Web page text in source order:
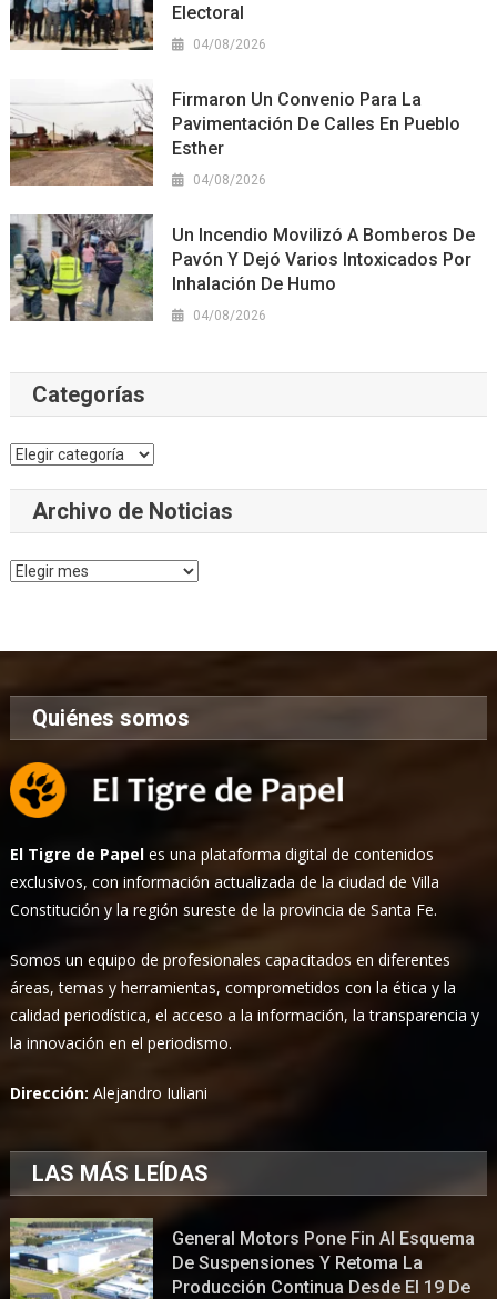
Electoral
04/08/2026
Firmaron Un Convenio Para La
Pavimentación De Calles En Pueblo
Esther
04/08/2026
Un Incendio Movilizó A Bomberos De
Pavón Y Dejó Varios Intoxicados Por
Inhalación De Humo
04/08/2026
Categorías
Categorías
Archivo de Noticias
Archivo
Quiénes somos
El Tigre de Papel es una plataforma digital de contenidos
exclusivos, con información actualizada de la ciudad de Villa
Constitución y la región sureste de la provincia de Santa Fe.
Somos un equipo de profesionales capacitados en diferentes
áreas, temas y herramientas, comprometidos con la ética y la
calidad periodística, el acceso a la información, la transparencia y
la innovación en el periodismo.
Dirección:Alejandro Iuliani
LAS MÁS LEÍDAS
General Motors Pone Fin Al Esquema
De Suspensiones Y Retoma La
Producción Continua Desde El 19 De